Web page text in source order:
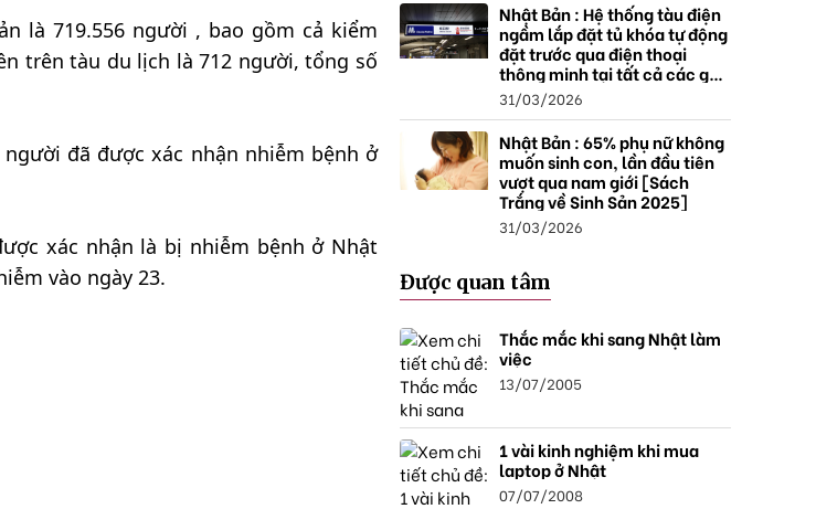
là 719.556 người , bao gồm cả kiểm
trên tàu du lịch là 712 người, tổng số
đã được xác nhận nhiễm bệnh ở
xác nhận là bị nhiễm bệnh ở Nhật
vào ngày 23.
Nhật Bản : Hệ thống tàu điện
ngầm lắp đặt tủ khóa tự động
đặt trước qua điện thoại
thông minh tại tất cả các ga ,
mở rộng mạng lưới do nhu
cầu tăng.
31/03/2026
Nhật Bản : 65% phụ nữ không
muốn sinh con, lần đầu tiên
vượt qua nam giới [Sách
Trắng về Sinh Sản 2025]
31/03/2026
Được quan tâm
Thắc mắc khi sang Nhật làm
việc
13/07/2005
1 vài kinh nghiệm khi mua
laptop ở Nhật
07/07/2008